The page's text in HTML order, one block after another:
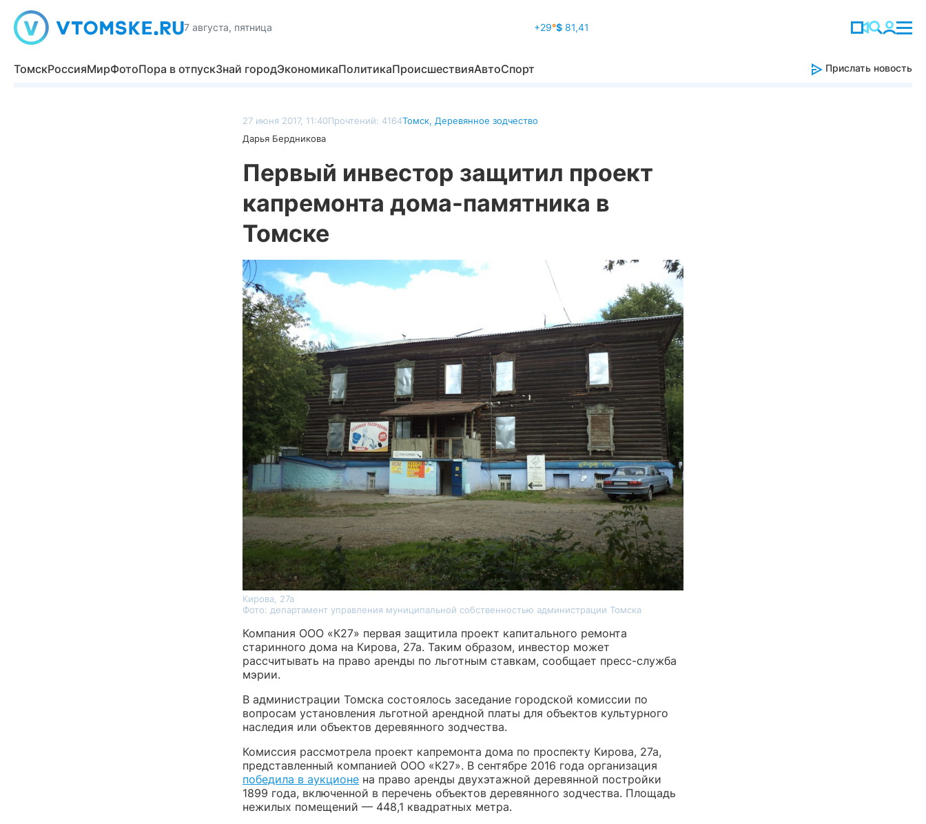
7 августа, пятница +29°$ 81,41
ТомскРоссияМирФотоПора в отпускЗнай городЭкономикаПолитикаПроисшествияАвтоСпорт Прислать новость
27 июня 2017, 11:40Прочтений: 4164Томск, Деревянное зодчество
Дарья Бердникова
Первый инвестор защитил проект
капремонта дома-памятника в
Томске
Кирова, 27а
Фото: департамент управления муниципальной собственностью администрации Томска
Компания ООО «К27» первая защитила проект капитального ремонта
старинного дома на Кирова, 27а. Таким образом, инвестор может
рассчитывать на право аренды по льготным ставкам, сообщает пресс-служба
мэрии.
В администрации Томска состоялось заседание городской комиссии по
вопросам установления льготной арендной платы для объектов культурного
наследия или объектов деревянного зодчества.
Комиссия рассмотрела проект капремонта дома по проспекту Кирова, 27а,
представленный компанией ООО «К27». В сентябре 2016 года организация
победила в аукционе на право аренды двухэтажной деревянной постройки
1899 года, включенной в перечень объектов деревянного зодчества. Площадь
нежилых помещений — 448,1 квадратных метра.